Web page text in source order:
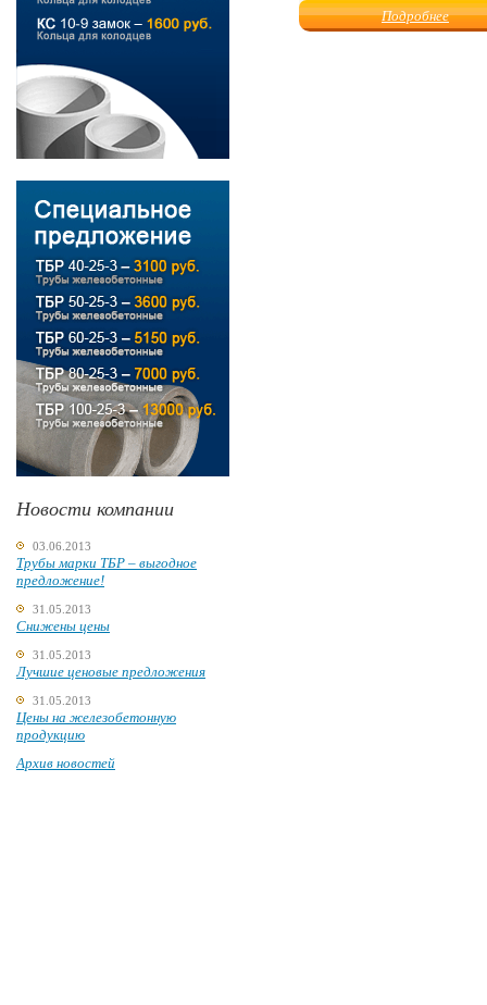
Новости компании
03.06.2013
Трубы марки ТБР – выгодное
предложение!
31.05.2013
Снижены цены
31.05.2013
Лучшие ценовые предложения
31.05.2013
Цены на железобетонную
продукцию
Архив новостей
Подробнее